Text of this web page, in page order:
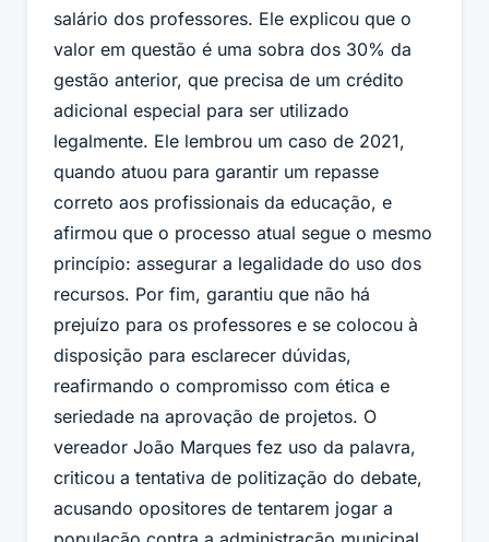
salário dos professores. Ele explicou que o
valor em questão é uma sobra dos 30% da
gestão anterior, que precisa de um crédito
adicional especial para ser utilizado
legalmente. Ele lembrou um caso de 2021,
quando atuou para garantir um repasse
correto aos profissionais da educação, e
afirmou que o processo atual segue o mesmo
princípio: assegurar a legalidade do uso dos
recursos. Por fim, garantiu que não há
prejuízo para os professores e se colocou à
disposição para esclarecer dúvidas,
reafirmando o compromisso com ética e
seriedade na aprovação de projetos. O
vereador João Marques fez uso da palavra,
criticou a tentativa de politização do debate,
acusando opositores de tentarem jogar a